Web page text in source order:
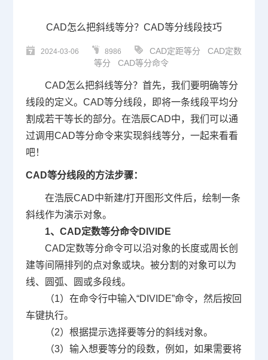
CAD怎么把斜线等分？CAD等分线段技巧
2024-03-06 8986 CAD定距等分
CAD定数
等分
CAD等分命令
CAD怎么把斜线等分？首先，我们要明确等分
线段的定义。 CAD等分线段，即将一条线段平均分
割成若干等长的部分。在浩辰CAD中，我们可以通
过调用CAD等分命令来实现斜线等分，一起来看看
吧！
CAD等分线段的方法步骤：
在浩辰CAD中新建/打开图形文件后，绘制一条
斜线作为演示对象。
1、CAD定数等分命令DIVIDE
CAD定数等分命令可以沿对象的长度或周长创
建等间隔排列的点对象或块。被分割的对象可以为
线、圆弧、圆或多段线。
（1）在命令行中输入“DIVIDE”命令，然后按回
车键执行。
（2）根据提示选择要等分的斜线对象。
（3）输入想要等分的段数，例如，如果需要将